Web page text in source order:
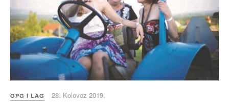
OPG I LAG 28. Kolovoz 2019.